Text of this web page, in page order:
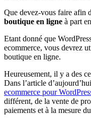
Que devez-vous faire afin
boutique en ligne à part
Etant donné que
ecommerce, vous devrez
boutique en ligne.
Heureusement, il y a des
Dans l’article
ecommerce pour
différent, de la vente de
paiements et à la mesure